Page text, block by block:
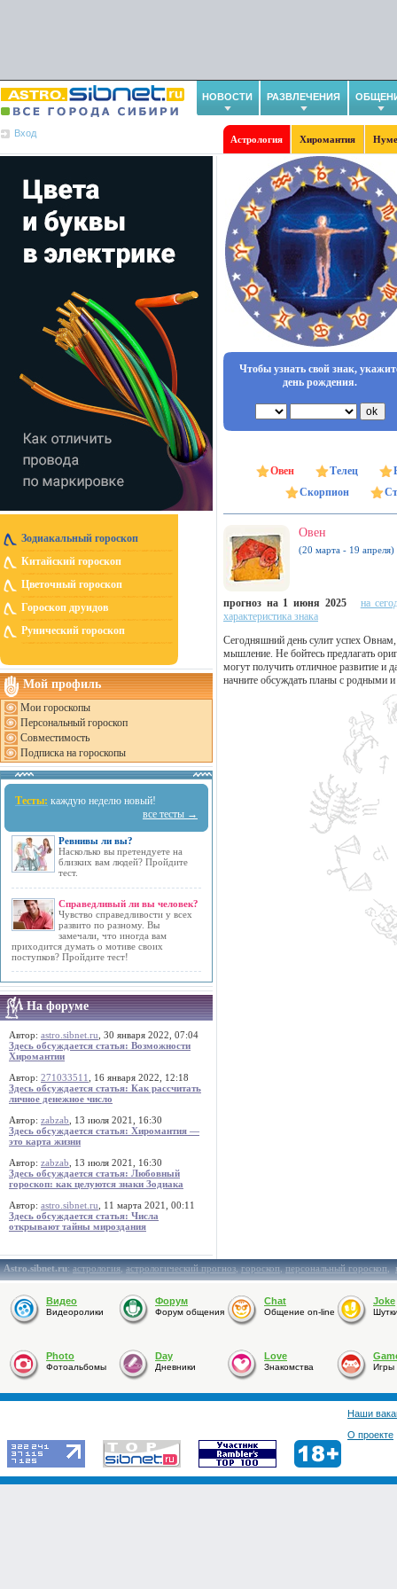
НОВОСТИ РАЗВЛЕЧЕНИЯ
Вход
Астрология Хиромантия
Зодиакальный гороскоп
Китайский гороскоп
Цветочный гороскоп
Гороскоп друидов
Рунический гороскоп
Мой профиль
Мои гороскопы
Персональный гороскоп
Совместимость
Подписка на гороскопы
Тесты: каждую неделю новый!
все тесты →
Ревнивы ли вы?
Насколько вы претендуете на
близких вам людей? Пройдите
тест.
Справедливый ли вы человек?
Чувство справедливости у всех
развито по разному. Вы
замечали, что иногда вам
приходится думать о мотиве своих
поступков? Пройдите тест!
На форуме
Автор: astro.sibnet.ru , 30 января 2022, 07:04
Здесь обсуждается статья: Возможности
Хиромантии
Автор: 271033511
, 16 января 2022, 12:18
Здесь обсуждается статья: Как рассчитать
личное денежное число
Автор: zabzab , 13 июля 2021, 16:30
Здесь обсуждается статья: Хиромантия —
это карта жизни
Автор: zabzab , 13 июля 2021, 16:30
Здесь обсуждается статья: Любовный
гороскоп: как целуются знаки Зодиака
Автор: astro.sibnet.ru , 11 марта 2021, 00:11
Здесь обсуждается статья: Числа
открывают тайны мироздания
Чтобы узнать свой знак,
день рождения.
Овен Телец
Скорпион
Овен
(20 марта - 19 апреля)
прогноз на 1 июня 2025
на
характеристика знака
Сегодняшний день сулит успех
мышление. Не бойтесь предлагать
могут получить отличное развитие и
начните обсуждать планы с родными
Astro.sibnet.ru:астрология,астрологический прогноз,гороскоп,персональный гороскоп,
Видео
Видеоролики
Форум
Форум общения
Chat
Общение on-line
Joke
Photo
Фотоальбомы
Day
Дневники
Love
Знакомства Игры
Наши
О проекте